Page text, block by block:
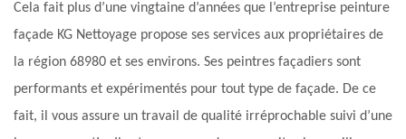
Cela fait plus d’une vingtaine d’années que l’entreprise peinture
façade KG Nettoyage propose ses services aux propriétaires de
la région 68980 et ses environs. Ses peintres façadiers sont
performants et expérimentés pour tout type de façade. De ce
fait, il vous assure un travail de qualité irréprochable suivi d’une